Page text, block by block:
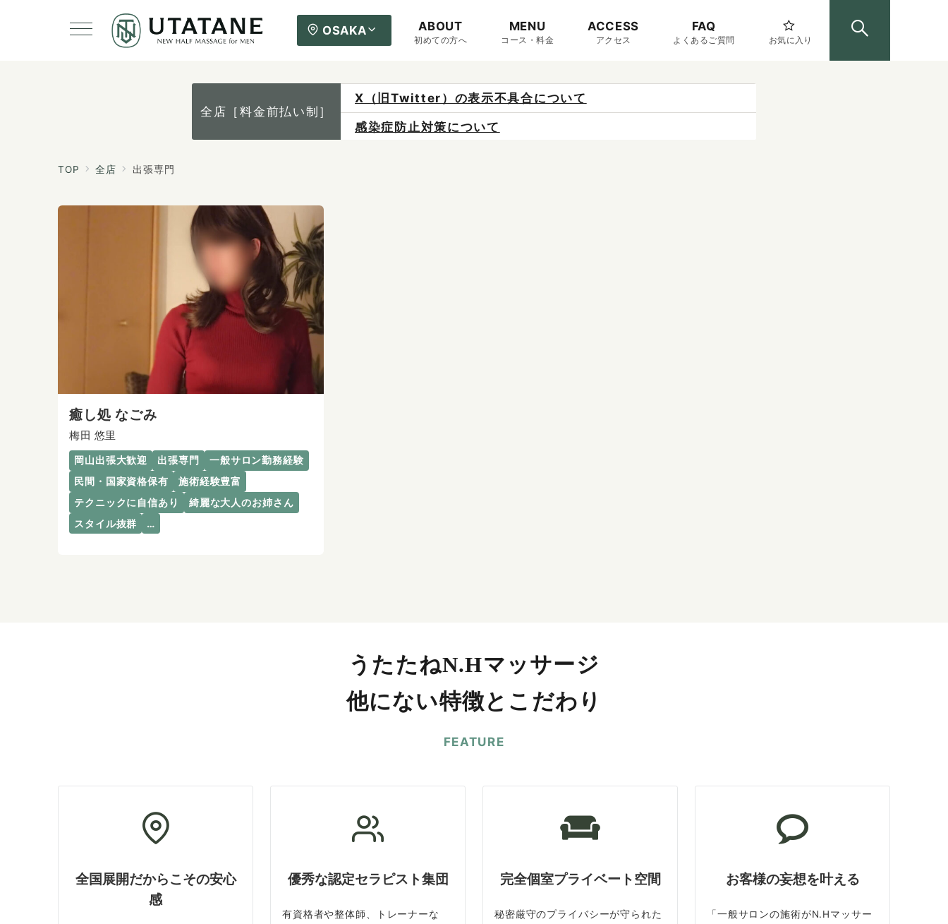
OSAKA ABOUT
初めての方へ
MENU
コース・料金
ACCESS
アクセス
FAQ
よくあるご質問 お気に入り
全店［料金前払い制］
X（旧Twitter）の表示不具合について
感染症防止対策について
TOP 全店 出張専門
癒し処 なごみ
梅田 悠里
岡山出張大歓迎 出張専門
一般サロン勤務経験
民間・国家資格保有
施術経験豊富
テクニックに自信あり
綺麗な大人のお姉さん
スタイル抜群
…
うたたねN.Hマッサージ
他にない特徴とこだわり
FEATURE
全国展開だからこその安心
感
優秀な認定セラピスト集団
有資格者や整体師、トレーナーな
完全個室プライベート空間
秘密厳守のプライバシーが守られた
お客様の妄想を叶える
「一般サロンの施術がN.Hマッサー